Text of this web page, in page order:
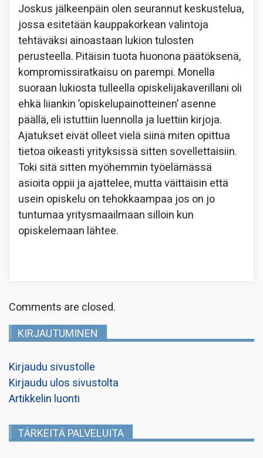
Joskus jälkeenpäin olen seurannut keskustelua,
jossa esitetään kauppakorkean valintoja
tehtäväksi ainoastaan lukion tulosten
perusteella. Pitäisin tuota huonona päätöksenä,
kompromissiratkaisu on parempi. Monella
suoraan lukiosta tulleella opiskelijakaverillani oli
ehkä liiankin ’opiskelupainotteinen’ asenne
päällä, eli istuttiin luennolla ja luettiin kirjoja.
Ajatukset eivät olleet vielä siinä miten opittua
tietoa oikeasti yrityksissä sitten sovellettaisiin.
Toki sitä sitten myöhemmin työelämässä
asioita oppii ja ajattelee, mutta väittäisin että
usein opiskelu on tehokkaampaa jos on jo
tuntumaa yritysmaailmaan silloin kun
opiskelemaan lähtee.
Comments are closed.
KIRJAUTUMINEN
Kirjaudu sivustolle
Kirjaudu ulos sivustolta
Artikkelin luonti
TÄRKEITÄ PALVELUITA